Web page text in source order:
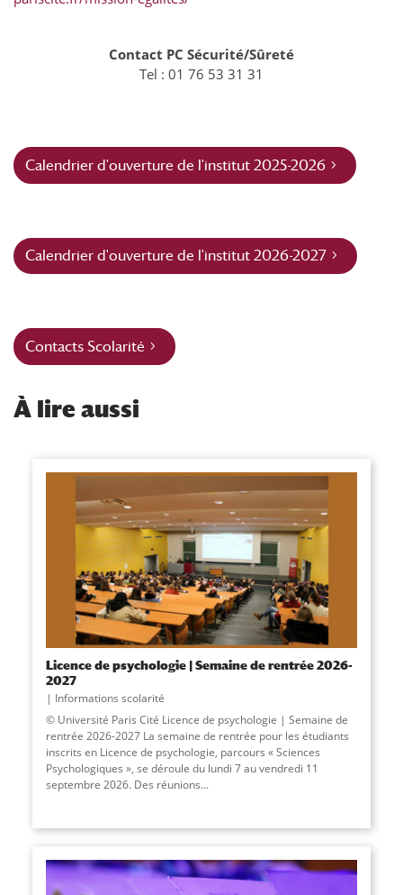
Contact PC Sécurité/Sûreté
Tel : 01 76 53 31 31
Calendrier d'ouverture de l'institut 2025-2026
Calendrier d'ouverture de l'institut 2026-2027
Contacts Scolarité
À lire aussi
Licence de psychologie | Semaine de rentrée 2026-
2027
Informations scolarité
© Université Paris Cité Licence de psychologie | Semaine de
rentrée 2026-2027 La semaine de rentrée pour les étudiants
inscrits en Licence de psychologie, parcours « Sciences
Psychologiques », se déroule du lundi 7 au vendredi 11
septembre 2026. Des réunions...